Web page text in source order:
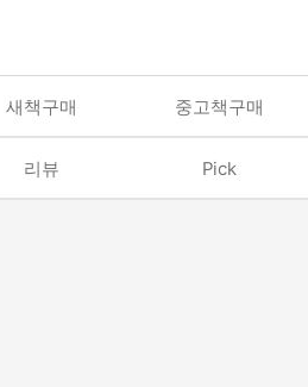
새책구매 중고책구매
리뷰 Pick